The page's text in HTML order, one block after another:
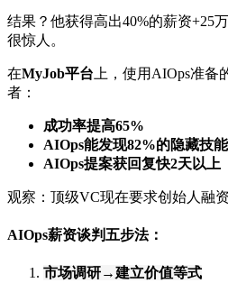
结果？他获得高出40%的薪资+25
很惊人。
在MyJob平台 上，使用AIOps准
者：
成功率提高65%
AIOps能发现82%的隐藏技
AIOps提案获回复快2天以上
观察：顶级VC现在要求创始人融
AIOps薪资谈判五步法：
市场调研→建立价值等式